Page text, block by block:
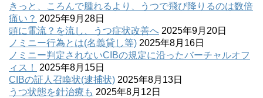
きっと、ころんで腫れるより、うつで飛び降りるのは数倍
痛い？ 2025年9月28日
頭に電流？を流し、うつ症状改善へ 2025年9月20日
ノミニー行為とは(名義貸し等) 2025年8月16日
ノミニー判定されないCIBの規定に沿ったバーチャルオフ
ィス！
2025年8月15日
CIBの証人召喚状(逮捕状) 2025年8月13日
うつ状態を針治療も 2025年8月12日